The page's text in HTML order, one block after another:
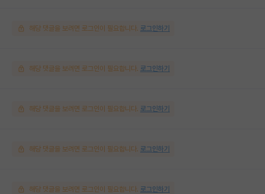
해당 댓글을 보려면 로그인이 필요합니다. 로그인하기
해당 댓글을 보려면 로그인이 필요합니다. 로그인하기
해당 댓글을 보려면 로그인이 필요합니다. 로그인하기
해당 댓글을 보려면 로그인이 필요합니다. 로그인하기
해당 댓글을 보려면 로그인이 필요합니다. 로그인하기